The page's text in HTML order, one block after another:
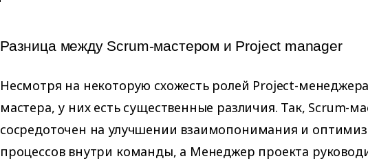
Разница между Scrum-мастером и Project manager
Несмотря на некоторую схожесть ролей Project-
мастера, у них есть существенные различия. Так, Scrum-
сосредоточен на улучшении взаимопонимания и
процессов внутри команды, а Менеджер проекта